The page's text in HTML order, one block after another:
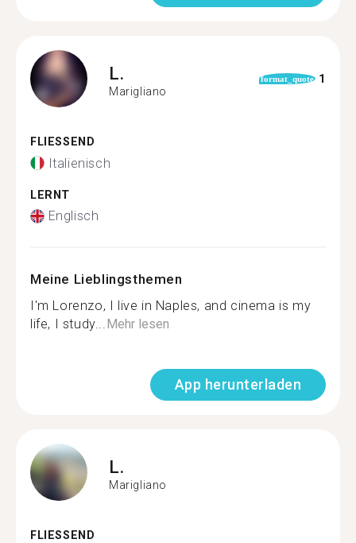
L.
Marigliano
format_quote 1
FLIESSEND
Italienisch
LERNT
Englisch
Meine Lieblingsthemen
I'm Lorenzo, I live in Naples, and cinema is my
life, I study...Mehr lesen
App herunterladen
L.
Marigliano
FLIESSEND